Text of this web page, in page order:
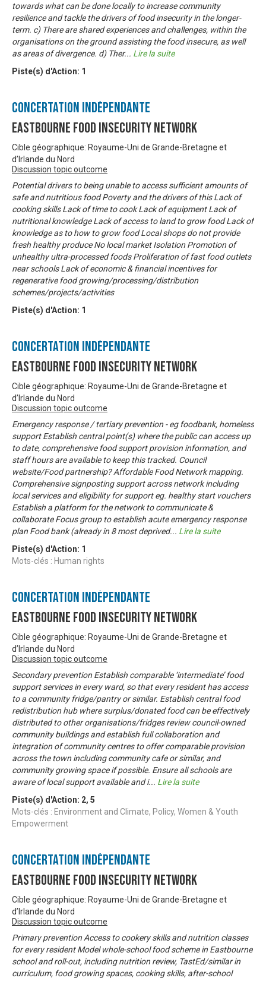
towards what can be done locally to increase community
resilience and tackle the drivers of food insecurity in the longer-
term. c) There are shared experiences and challenges, within the
organisations on the ground assisting the food insecure, as well
as areas of divergence. d) Ther... Lire la suite
Piste(s) d'Action: 1
Concertation Indépendante
Eastbourne Food Insecurity Network
Cible géographique: Royaume-Uni de Grande-Bretagne et
d’Irlande du Nord
Discussion topic outcome
Potential drivers to being unable to access sufficient amounts of
safe and nutritious food Poverty and the drivers of this Lack of
cooking skills Lack of time to cook Lack of equipment Lack of
nutritional knowledge Lack of access to land to grow food Lack of
knowledge as to how to grow food Local shops do not provide
fresh healthy produce No local market Isolation Promotion of
unhealthy ultra-processed foods Proliferation of fast food outlets
near schools Lack of economic & financial incentives for
regenerative food growing/processing/distribution
schemes/projects/activities
Piste(s) d'Action: 1
Concertation Indépendante
Eastbourne Food Insecurity Network
Cible géographique: Royaume-Uni de Grande-Bretagne et
d’Irlande du Nord
Discussion topic outcome
Emergency response / tertiary prevention - eg foodbank, homeless
support Establish central point(s) where the public can access up
to date, comprehensive food support provision information, and
staff hours are available to keep this tracked. Council
website/Food partnership? Affordable Food Network mapping.
Comprehensive signposting support across network including
local services and eligibility for support eg. healthy start vouchers
Establish a platform for the network to communicate &
collaborate Focus group to establish acute emergency response
plan Food bank (already in 8 most deprived... Lire la suite
Piste(s) d'Action: 1
Mots-clés : Human rights
Concertation Indépendante
Eastbourne Food Insecurity Network
Cible géographique: Royaume-Uni de Grande-Bretagne et
d’Irlande du Nord
Discussion topic outcome
Secondary prevention Establish comparable ‘intermediate’ food
support services in every ward, so that every resident has access
to a community fridge/pantry or similar. Establish central food
redistribution hub where surplus/donated food can be effectively
distributed to other organisations/fridges review council-owned
community buildings and establish full collaboration and
integration of community centres to offer comparable provision
across the town including community cafe or similar, and
community growing space if possible. Ensure all schools are
aware of local support available and i... Lire la suite
Piste(s) d'Action: 2, 5
Mots-clés : Environment and Climate, Policy, Women & Youth
Empowerment
Concertation Indépendante
Eastbourne Food Insecurity Network
Cible géographique: Royaume-Uni de Grande-Bretagne et
d’Irlande du Nord
Discussion topic outcome
Primary prevention Access to cookery skills and nutrition classes
for every resident Model whole-school food scheme in Eastbourne
school and roll-out, including nutrition review, TastEd/similar in
curriculum, food growing spaces, cooking skills, after-school